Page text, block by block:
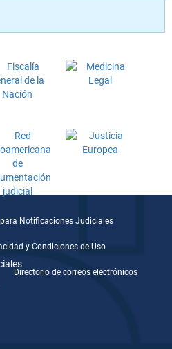
Notificaciones Judiciales
y Condiciones de Uso
Directorio de correos electrónicos